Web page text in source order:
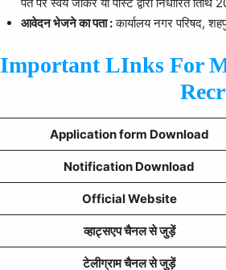
पते पर स्वयं जाकर या पोस्ट द्वारा निर्धारित
आवेदन भेजने का पता :कार्यालय नगर परिषद,
Important LInks For
Application form Download
Notification Download
Official Website
व्हाट्सएप चैनल से जुड़ें
टेलीग्राम चैनल से जुड़ें